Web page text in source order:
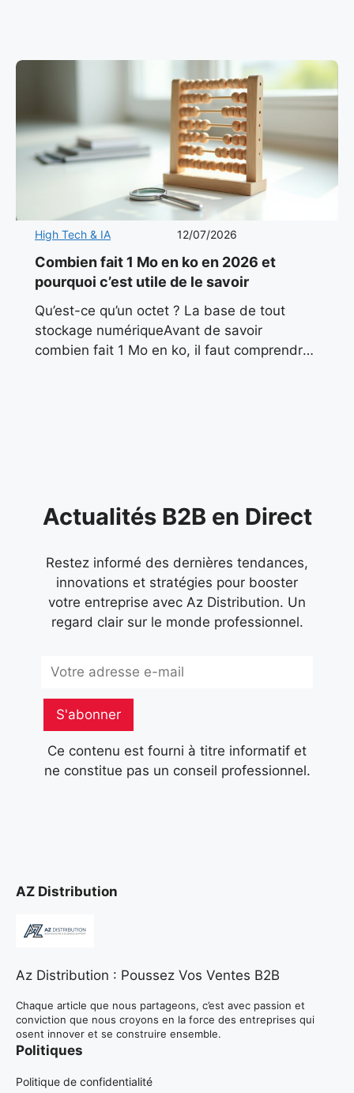
High Tech & IA 12/07/2026
Combien fait 1 Mo en ko en 2026 et
pourquoi c’est utile de le savoir
Qu’est-ce qu’un octet ? La base de tout
stockage numériqueAvant de savoir
combien fait 1 Mo en ko, il faut comprendre
Actualités B2B en Direct
Restez informé des dernières tendances,
innovations et stratégies pour booster
votre entreprise avec Az Distribution. Un
regard clair sur le monde professionnel.
S'abonner
Ce contenu est fourni à titre informatif et
ne constitue pas un conseil professionnel.
AZ Distribution
Az Distribution : Poussez Vos Ventes B2B
Chaque article que nous partageons, c’est avec passion et
conviction que nous croyons en la force des entreprises qui
osent innover et se construire ensemble.
Politiques
Politique de confidentialité